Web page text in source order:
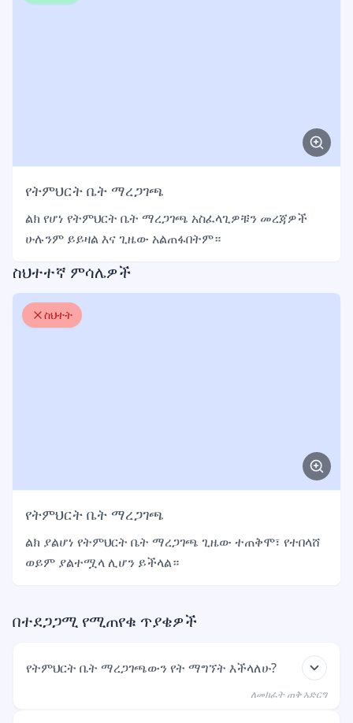
የትምህርት ቤት ማረጋገጫ
ልክ የሆነ የትምህርት ቤት ማረጋገጫ አስፈላጊዎቹን መረጃዎች
ሁሉንም ይይዛል እና ጊዜው አልጠፋበትም።
ስህተተኛ ምሳሌዎች
ስህተት
የትምህርት ቤት ማረጋገጫ
ልክ ያልሆነ የትምህርት ቤት ማረጋገጫ ጊዜው ተጠቅሞ፣ የተበላሸ
ወይም ያልተሟላ ሊሆን ይችላል።
በተደጋጋሚ የሚጠየቁ ጥያቄዎች
የትምህርት ቤት ማረጋገጫውን የት ማግኘት እችላለሁ?
ለመክፈት ጠቅ አድርግ